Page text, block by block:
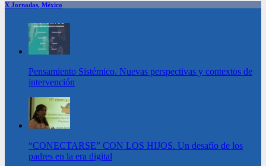
X Jornadas, México
Pensamiento Sistémico. Nuevas perspectivas y contextos de
intervención
“CONECTARSE” CON LOS HIJOS. Un desafío de los
padres en la era digital